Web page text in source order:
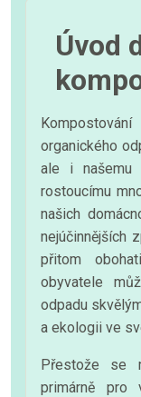
Úvod
organického
ale i našemu
rostoucímu
našich
nejúčinnějších
přitom
obyvatele
odpadu
a ekologii ve
Přestože se
primárně pro